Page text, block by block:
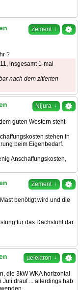
Zement ↓
?
insgesamt 1-mal
nach dem zitierten
Nijura ↓
guten Western steht
stehen in
beim Eigenbedarf.
Anschaffungskosten,
Zement ↓
benötigt wird und die
für das Dachstuhl dar.
µelektron ↓
die 3kW WKA horizontal
Juli drauf ... allerdings hab